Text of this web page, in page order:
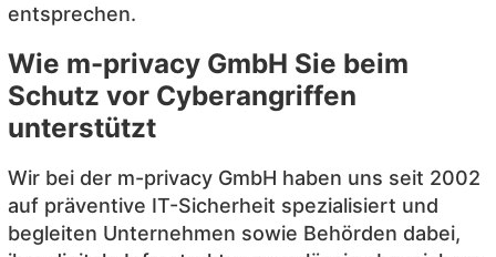
entsprechen.
Wie m-privacy GmbH Sie beim
Schutz vor Cyberangriffen
unterstützt
Wir bei der m-privacy GmbH haben uns seit 2002
auf präventive IT-Sicherheit spezialisiert und
begleiten Unternehmen sowie Behörden dabei,